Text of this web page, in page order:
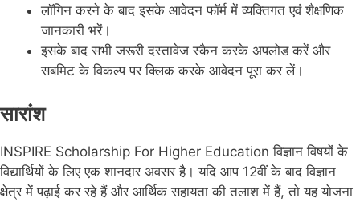
लॉगिन करने के बाद इसके आवेदन फॉर्म में व्यक्तिगत एवं शैक्षणिक
जानकारी भरें।
इसके बाद सभी जरूरी दस्तावेज स्कैन करके अपलोड करें और
सबमिट के विकल्प पर क्लिक करके आवेदन पूरा कर लें।
सारांश
INSPIRE Scholarship For Higher Education विज्ञान विषयों के
विद्यार्थियों के लिए एक शानदार अवसर है। यदि आप 12वीं के बाद विज्ञान
क्षेत्र में पढ़ाई कर रहे हैं और आर्थिक सहायता की तलाश में हैं, तो यह योजना